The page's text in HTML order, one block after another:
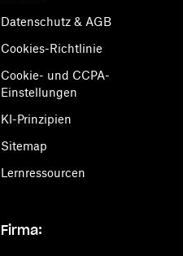
Datenschutz & AGB
Cookies-Richtlinie
Cookie- und CCPA-
Einstellungen
KI-Prinzipien
Sitemap
Lernressourcen
Firma: